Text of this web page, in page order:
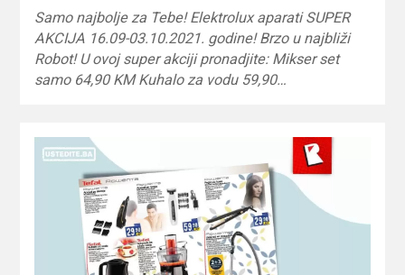
Samo najbolje za Tebe! Elektrolux aparati SUPER
AKCIJA 16.09-03.10.2021. godine! Brzo u najbliži
Robot! U ovoj super akciji pronadjite: Mikser set
samo 64,90 KM Kuhalo za vodu 59,90…